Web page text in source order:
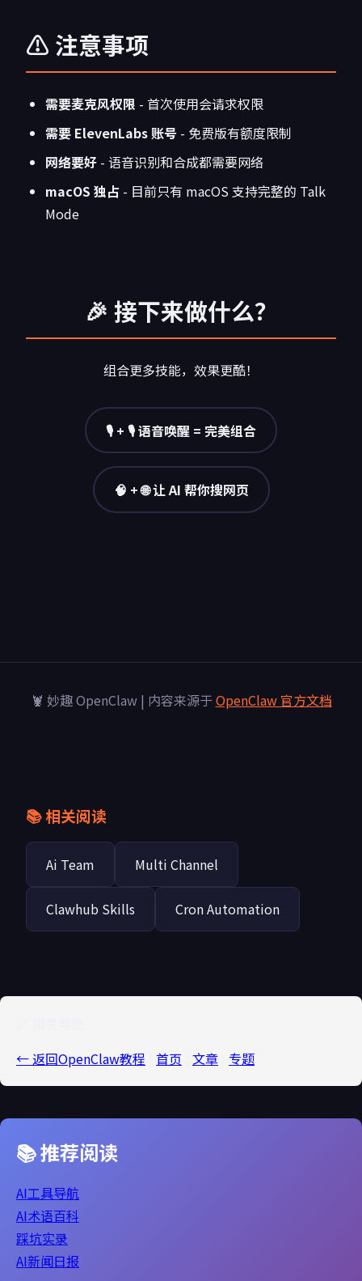
⚠️ 注意事项
需要麦克风权限 - 首次使用会请求权限
需要 ElevenLabs 账号 - 免费版有额度限制
网络要好 - 语音识别和合成都需要网络
macOS 独占 - 目前只有 macOS 支持完整的 Talk
Mode
🎉 接下来做什么？
组合更多技能，效果更酷！
🎙️ + 🎙️ 语音唤醒 = 完美组合
🧠 + 🌐 让 AI 帮你搜网页
🦞 妙趣 OpenClaw | 内容来源于OpenClaw 官方文档
📚 相关阅读
Ai Team Multi Channel
Clawhub Skills Cron Automation
← 返回OpenClaw教程 首页 文章 专题
📚 推荐阅读
AI工具导航
AI术语百科
踩坑实录
AI新闻日报